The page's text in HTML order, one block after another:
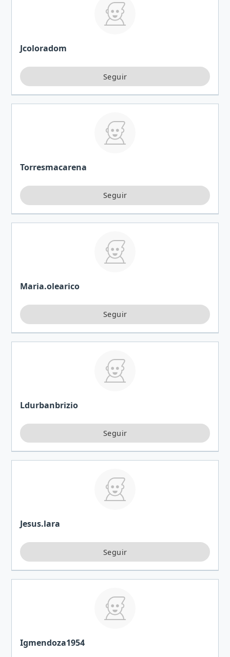
Jcoloradom
Torresmacarena
Maria.olearico
Ldurbanbrizio
Jesus.lara
Igmendoza1954